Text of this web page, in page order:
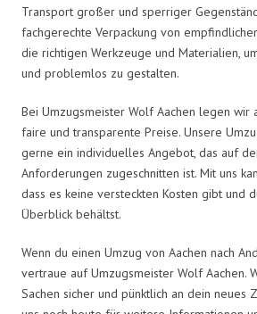
Transport großer und sperriger
fachgerechte Verpackung von
die richtigen Werkzeuge und Materialien,
und problemlos zu gestalten.
Bei Umzugsmeister Wolf Aachen legen wir
faire und transparente Preise. Unsere
gerne ein individuelles Angebot, das auf
Anforderungen zugeschnitten ist. Mit uns
dass es keine versteckten Kosten gibt und
Überblick behältst.
Wenn du einen Umzug von Aachen nach
vertraue auf Umzugsmeister Wolf Aachen.
Sachen sicher und pünktlich an dein neues